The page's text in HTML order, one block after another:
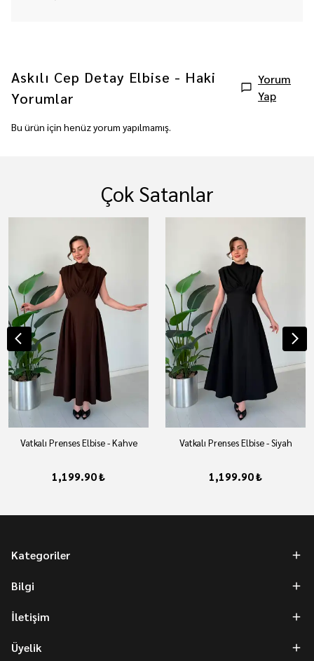
Askılı Cep Detay Elbise - Haki
Yorumlar
Yorum
Yap
Bu ürün için henüz yorum yapılmamış.
Çok Satanlar
Vatkalı Prenses Elbise - Kahve
1,199.90 ₺
Vatkalı Prenses Elbise - Siyah
1,199.90 ₺
Kategoriler
Bilgi
İletişim
Üyelik